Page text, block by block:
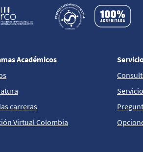
Académicos
carreras
Virtual Colombia